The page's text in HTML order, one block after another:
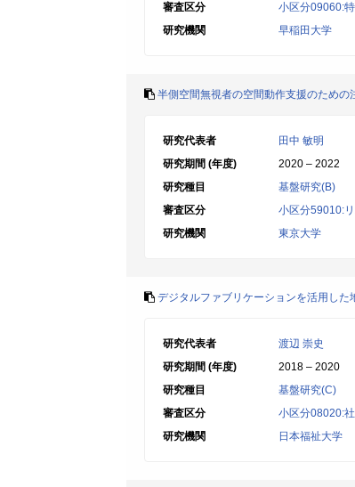
審査区分
小区分09060:
研究機関
早稲田大学
半側空間無視者の空間動作支援のため
研究代表者
田中 敏明
研究期間 (年度)
2020 – 2022
研究種目
基盤研究(B)
審査区分
小区分59010:
研究機関
東京大学
デジタルファブリケーションを活用し
研究代表者
渡辺 崇史
研究期間 (年度)
2018 – 2020
研究種目
基盤研究(C)
審査区分
小区分08020:
研究機関
日本福祉大学